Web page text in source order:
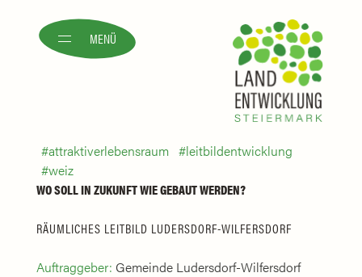
MENÜ
attraktiverlebensraum
leitbildentwicklung
weiz
WO SOLL IN ZUKUNFT WIE GEBAUT WERDEN?
RÄUMLICHES LEITBILD LUDERSDORF-WILFERSDORF
Auftraggeber: Gemeinde Ludersdorf-Wilfersdorf